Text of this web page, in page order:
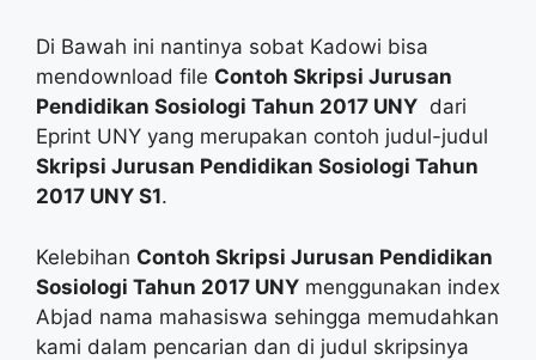
Di Bawah ini nantinya sobat Kadowi bisa
mendownload file Contoh Skripsi Jurusan
Pendidikan Sosiologi Tahun 2017 UNY dari
Eprint UNY yang merupakan contoh judul-judul
Skripsi Jurusan Pendidikan Sosiologi Tahun
2017 UNY S1.
Kelebihan Contoh Skripsi Jurusan Pendidikan
Sosiologi Tahun 2017 UNY menggunakan index
Abjad nama mahasiswa sehingga memudahkan
kami dalam pencarian dan di judul skripsinya